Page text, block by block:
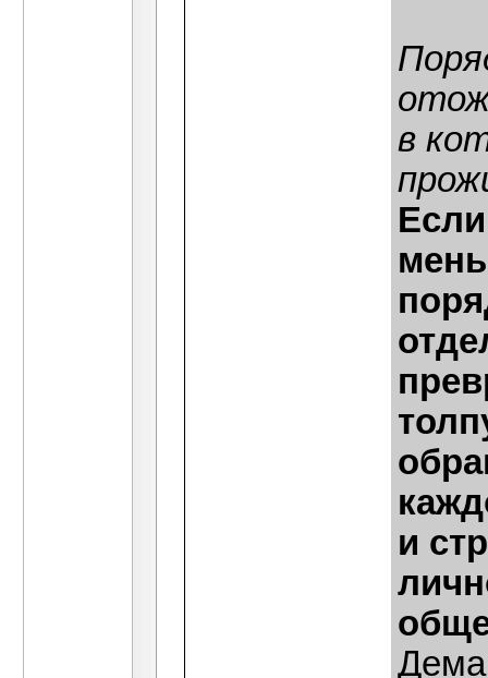
в
и